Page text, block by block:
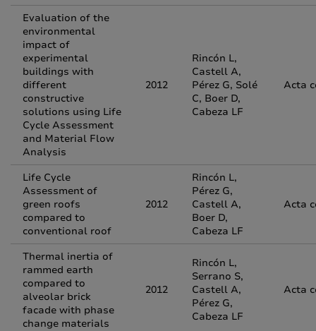
Evaluation of the
environmental
impact of
experimental
buildings with
different
constructive
solutions using Life
Cycle Assessment
and Material Flow
Analysis
2012
Rincón L,
Castell A,
Pérez G, Solé
C, Boer D,
Cabeza LF
Acta
Life Cycle
Assessment of
green roofs
compared to
conventional roof
2012
Rincón L,
Pérez G,
Castell A,
Boer D,
Cabeza LF
Acta
Thermal inertia of
rammed earth
compared to
alveolar brick
facade with phase
change materials
2012
Rincón L,
Serrano S,
Castell A,
Pérez G,
Cabeza LF
Acta